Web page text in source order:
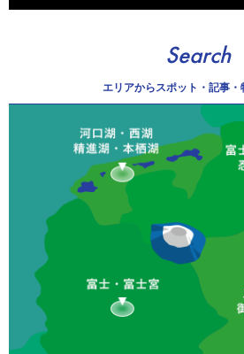
Search
エリアからスポット・記事・